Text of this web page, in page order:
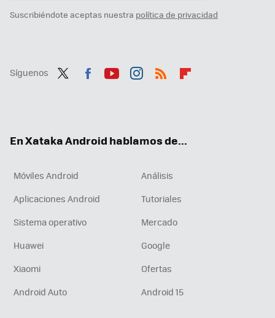
Suscribiéndote aceptas nuestra política de privacidad
Síguenos
En Xataka Android hablamos de...
Móviles Android
Análisis
Aplicaciones Android
Tutoriales
Sistema operativo
Mercado
Huawei
Google
Xiaomi
Ofertas
Android Auto
Android 15